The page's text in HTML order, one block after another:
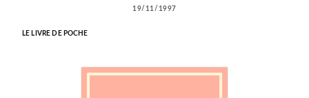
19/11/1997
LE LIVRE DE POCHE